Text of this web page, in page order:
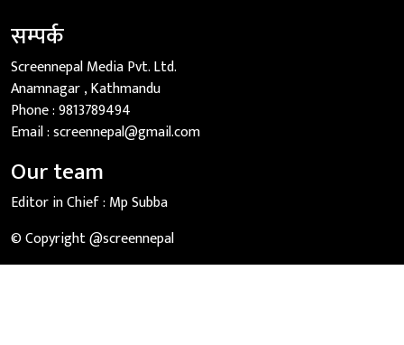
सम्पर्क
Screennepal Media Pvt. Ltd.
Anamnagar , Kathmandu
Phone :9813789494
Email :screennepal@gmail.com
Our team
Editor in Chief : Mp Subba
© Copyright @screennepal